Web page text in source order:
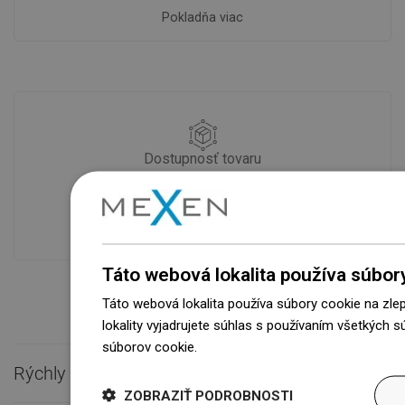
Pokladňa viac
Dostupnosť tovaru
modernom sklade.Vždy pripravený na
prepravu!
Rýchly kontakt 
Táto webová lokalita používa
Táto webová lokalita používa súbory cookie na
lokality vyjadrujete súhlas s používaním všetkých
súborov cookie.
ZOBRAZIŤ PODROBNOSTI